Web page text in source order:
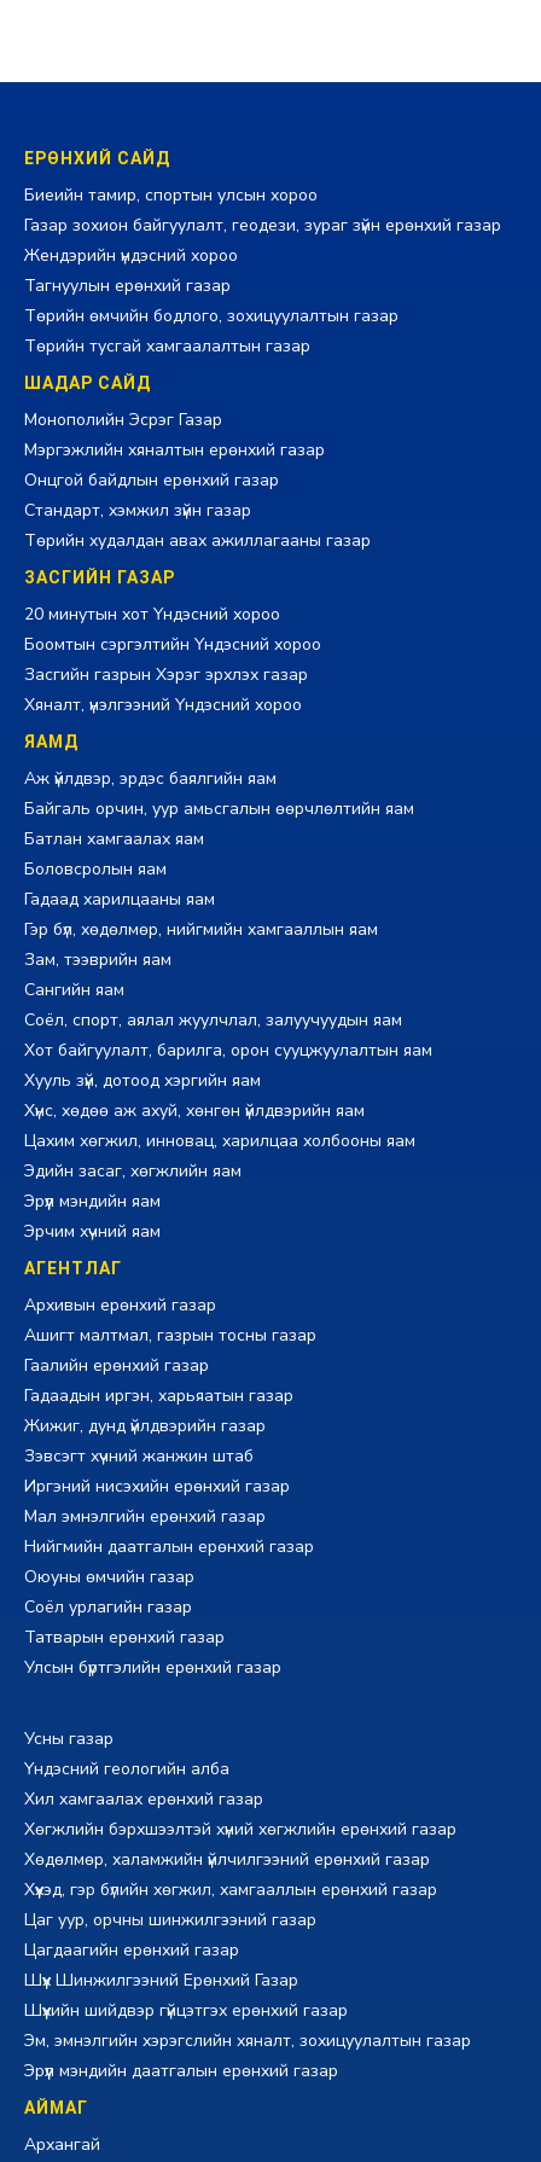
ЕРӨНХИЙ САЙД
Биеийн тамир, спортын улсын хороо
Газар зохион байгуулалт, геодези, зураг зүйн ерөнхий газар
Жендэрийн үндэсний хороо
Тагнуулын ерөнхий газар
Төрийн өмчийн бодлого, зохицуулалтын газар
Төрийн тусгай хамгаалалтын газар
ШАДАР САЙД
Монополийн Эсрэг Газар
Мэргэжлийн хяналтын ерөнхий газар
Онцгой байдлын ерөнхий газар
Стандарт, хэмжил зүйн газар
Төрийн худалдан авах ажиллагааны газар
ЗАСГИЙН ГАЗАР
20 минутын хот Үндэсний хороо
Боомтын сэргэлтийн Үндэсний хороо
Засгийн газрын Хэрэг эрхлэх газар
Хяналт, үнэлгээний Үндэсний хороо
ЯАМД
Аж үйлдвэр, эрдэс баялгийн яам
Байгаль орчин, уур амьсгалын өөрчлөлтийн яам
Батлан хамгаалах яам
Боловсролын яам
Гадаад харилцааны яам
Гэр бүл, хөдөлмөр, нийгмийн хамгааллын яам
Зам, тээврийн яам
Сангийн яам
Соёл, спорт, аялал жуулчлал, залуучуудын яам
Хот байгуулалт, барилга, орон сууцжуулалтын яам
Хууль зүй, дотоод хэргийн яам
Хүнс, хөдөө аж ахуй, хөнгөн үйлдвэрийн яам
Цахим хөгжил, инновац, харилцаа холбооны яам
Эдийн засаг, хөгжлийн яам
Эрүүл мэндийн яам
Эрчим хүчний яам
АГЕНТЛАГ
Архивын ерөнхий газар
Ашигт малтмал, газрын тосны газар
Гаалийн ерөнхий газар
Гадаадын иргэн, харьяатын газар
Жижиг, дунд үйлдвэрийн газар
Зэвсэгт хүчний жанжин штаб
Иргэний нисэхийн ерөнхий газар
Мал эмнэлгийн ерөнхий газар
Нийгмийн даатгалын ерөнхий газар
Оюуны өмчийн газар
Соёл урлагийн газар
Татварын ерөнхий газар
Улсын бүртгэлийн ерөнхий газар
Усны газар
Үндэсний геологийн алба
Хил хамгаалах ерөнхий газар
Хөгжлийн бэрхшээлтэй хүний хөгжлийн ерөнхий газар
Хөдөлмөр, халамжийн үйлчилгээний ерөнхий газар
Хүүхэд, гэр бүлийн хөгжил, хамгааллын ерөнхий газар
Цаг уур, орчны шинжилгээний газар
Цагдаагийн ерөнхий газар
Шүүх Шинжилгээний Ерөнхий Газар
Шүүхийн шийдвэр гүйцэтгэх ерөнхий газар
Эм, эмнэлгийн хэрэгслийн хяналт, зохицуулалтын газар
Эрүүл мэндийн даатгалын ерөнхий газар
АЙМАГ
Архангай